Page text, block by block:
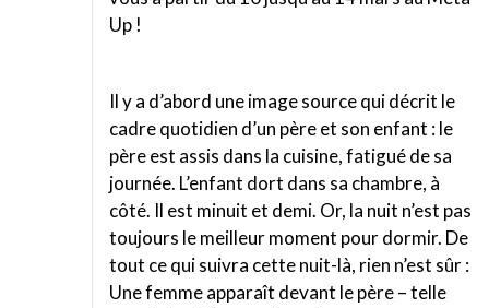
Up !
Il y a d’abord une image source qui décrit le
cadre quotidien d’un père et son enfant : le
père est assis dans la cuisine, fatigué de sa
journée. L’enfant dort dans sa chambre, à
côté. Il est minuit et demi. Or, la nuit n’est pas
toujours le meilleur moment pour dormir. De
tout ce qui suivra cette nuit-là, rien n’est sûr :
Une femme apparaît devant le père – telle